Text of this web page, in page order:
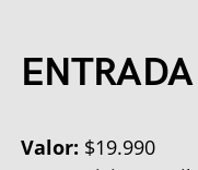
ENTRADA
Valor: $19.990